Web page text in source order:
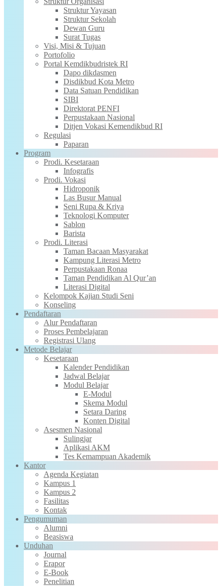
Struktur Yayasan
Struktur Sekolah
Dewan Guru
Surat Tugas
Visi, Misi & Tujuan
Portofolio
Portal Kemdikbudristek RI
Dapo dikdasmen
Disdikbud Kota Metro
Data Satuan Pendidikan
SIBI
Direktorat PENFI
Perpustakaan Nasional
Ditjen Vokasi Kemendikbud RI
Regulasi
Paparan
Program
Prodi. Kesetaraan
Infografis
Prodi. Vokasi
Hidroponik
Las Busur Manual
Seni Rupa & Kriya
Teknologi Komputer
Sablon
Barista
Prodi. Literasi
Taman Bacaan Masyarakat
Kampung Literasi Metro
Perpustakaan Ronaa
Taman Pendidikan Al Qur’an
Literasi Digital
Kelompok Kajian Studi Seni
Konseling
Pendaftaran
Alur Pendaftaran
Proses Pembelajaran
Registrasi Ulang
Metode Belajar
Kesetaraan
Kalender Pendidikan
Jadwal Belajar
Modul Belajar
E-Modul
Skema Modul
Setara Daring
Konten Digital
Asesmen Nasional
Sulingjar
Aplikasi AKM
Tes Kemampuan Akademik
Kantor
Agenda Kegiatan
Kampus 1
Kampus 2
Fasilitas
Kontak
Pengumuman
Alumni
Beasiswa
Unduhan
Journal
Erapor
E-Book
Penelitian